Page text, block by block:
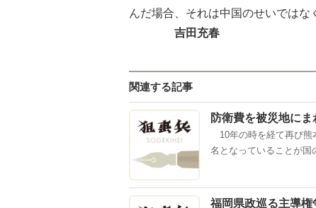
んだ場合、それは中国のせい
吉田充春
関連する記事
防衛費を被災地にま
10年の時を経て再び熊
名となっていることが
福岡県政巡る主導権